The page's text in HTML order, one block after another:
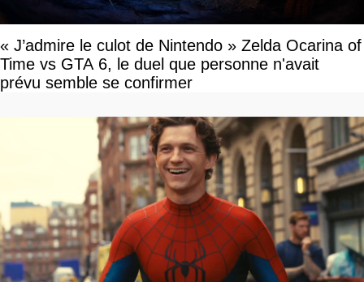
« J’admire le culot de Nintendo » Zelda Ocarina of
Time vs GTA 6, le duel que personne n'avait
prévu semble se confirmer